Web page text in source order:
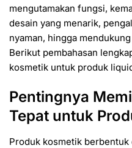
mengutamakan fungsi,
desain yang menarik,
nyaman, hingga
Berikut pembahasan
kosmetik untuk produk
Pentingnya
Tepat untuk
Produk kosmetik